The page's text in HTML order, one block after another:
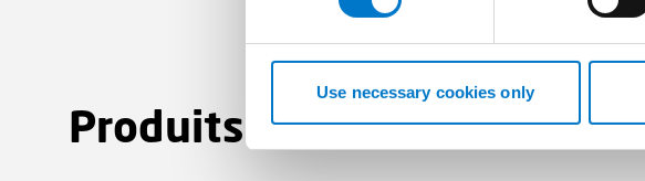
e
Use necessary cookies only
Produits associés